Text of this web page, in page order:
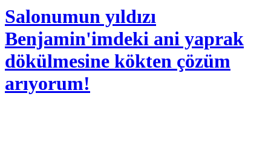
Salonumun yıldızı
Benjamin'imdeki ani yaprak
dökülmesine kökten çözüm
arıyorum!